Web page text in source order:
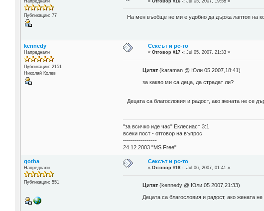
Напреднали
Публикации: 77
«Отговор #16 -: Jul 05, 2007, 19:58 »
На мен въобще не ми е удобно да държа лаптоп на
kennedy
Напреднали
Публикации: 2151
Николай Колев
Сексът и pc-то
«Отговор #17 -: Jul 05, 2007, 21:33 »
Цитат(karaman @ Юли 05 2007,18:41)
за какво ми са деца, да страдат ли?
Децата са благословия и радост, ако жената не се
"за всичко иде час" Еклесиаст 3:1
всеки пост - отговор на въпрос
-----------------
24.12.2003 "MS Free"
gotha
Напреднали
Публикации: 551
Сексът и pc-то
«Отговор #18 -: Jul 06, 2007, 01:41 »
Цитат(kennedy @ Юли 05 2007,21:33)
Децата са благословия и радост, ако жената